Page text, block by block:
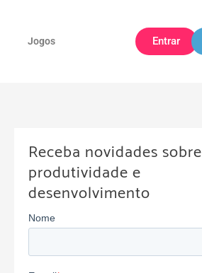
Jogos Entrar
Receba novidades sobre
produtividade e
desenvolvimento